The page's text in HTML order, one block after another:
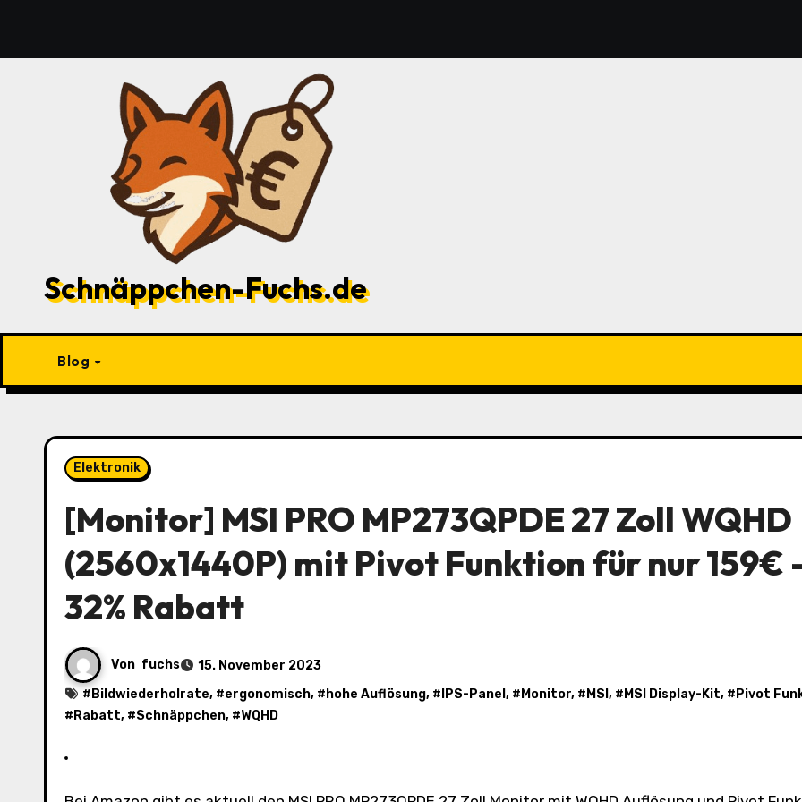
springen
Schnäppchen-Fuchs.de
Blog
Elektronik
[Monitor] MSI PRO MP273QPDE 27 Zoll WQHD
(2560x1440P) mit Pivot Funktion für nur 159€
32% Rabatt
Von fuchs
15. November 2023
# Bildwiederholrate, #ergonomisch, # hohe Auflösung, # IPS-Panel , # Monitor, # MSI , # MSI Display-Kit, # Pivot
# Rabatt, #Schnäppchen, #WQHD